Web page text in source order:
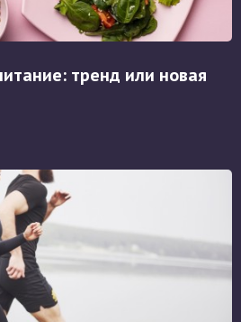
тренд или новая